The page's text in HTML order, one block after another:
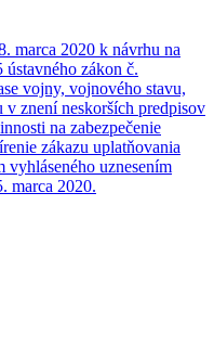
2020 k návrhu na
zákon č.
vojny, vojnového stavu,
v znení neskorších predpisov
na zabezpečenie
zákazu uplatňovania
uznesením
marca 2020.